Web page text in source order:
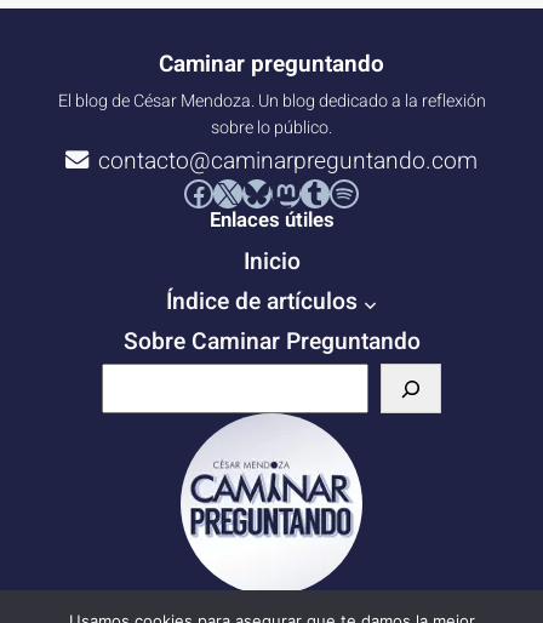
Caminar preguntando
El blog de César Mendoza. Un blog dedicado a la reflexión
sobre lo público.
contacto@caminarpreguntando.com
Facebook X Bluesky Mastodon Tumblr Spotify
Enlaces útiles
Inicio
Índice de artículos
Sobre Caminar Preguntando
u